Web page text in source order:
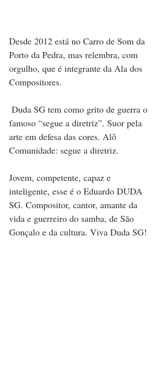
Desde 2012 está no Carro de Som da
Porto da Pedra, mas relembra, com
orgulho, que é integrante da Ala dos
Compositores.
famoso “segue a diretriz”. Suor pela
arte em defesa das cores. Alô
Comunidade: segue a diretriz.
Jovem, competente, capaz e
inteligente, esse é o Eduardo DUDA
SG. Compositor, cantor, amante da
vida e guerreiro do samba, de São
Gonçalo e da cultura. Viva Duda SG!